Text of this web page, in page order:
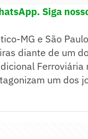
Siga
MG e São
diante de um
Ferroviária
um dos